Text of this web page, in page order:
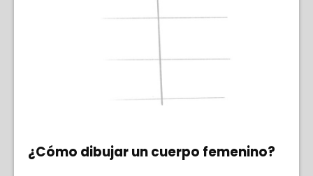
¿Cómo dibujar un cuerpo femenino?